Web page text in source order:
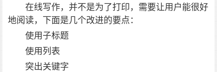
在线写作，并不是为了打印，需要让用户能很好
地阅读，下面是几个改进的要点：
使用子标题
使用列表
突出关键字